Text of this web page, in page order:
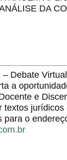
DA
Debate
a
e
textos
para o